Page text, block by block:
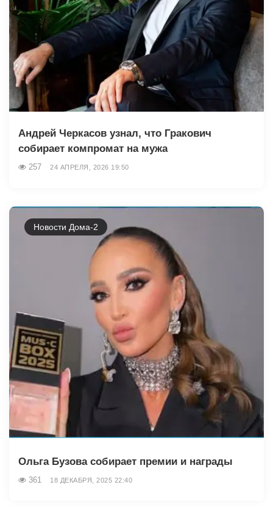
Андрей Черкасов узнал, что Гракович
собирает компромат на мужа
257 24 АПРЕЛЯ, 2026 19:50
Новости Дома-2
Ольга Бузова собирает премии и награды
361 18 ДЕКАБРЯ, 2025 22:40